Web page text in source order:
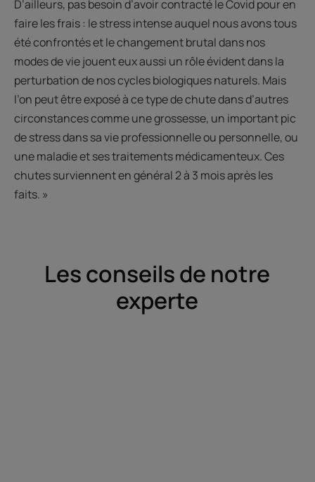
D’ailleurs, pas besoin d’avoir contracté le Covid pour en
faire les frais : le stress intense auquel nous avons tous
été confrontés et le changement brutal dans nos
modes de vie jouent eux aussi un rôle évident dans la
perturbation de nos cycles biologiques naturels. Mais
l’on peut être exposé à ce type de chute dans d’autres
circonstances comme une grossesse, un important pic
de stress dans sa vie professionnelle ou personnelle, ou
une maladie et ses traitements médicamenteux. Ces
chutes surviennent en général 2 à 3 mois après les
faits. »
Les conseils de notre
experte